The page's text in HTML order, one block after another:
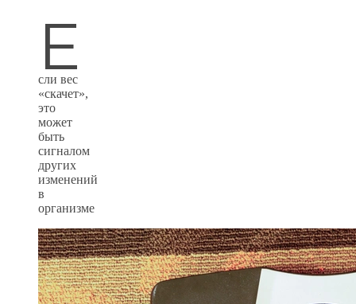
Е
сли вес
«скачет»,
это
может
быть
сигналом
других
изменений
в
организме